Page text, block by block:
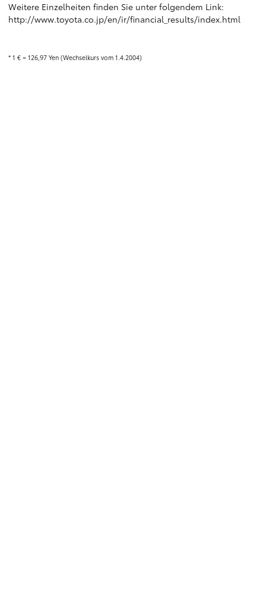
Weitere Einzelheiten finden Sie unter folgendem Link:
http://www.toyota.co.jp/en/ir/financial_results/index.html
* 1 € = 126,97 Yen (Wechselkurs vom 1.4.2004)